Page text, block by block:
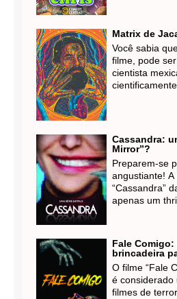
desta vez, o
azar é o
A série
Ainda Odeia o
Hates Chris)
Matrix de
Você sabia
filme, pode
cientista
caminho
as fronteiras
Cassandra:
Mirror”?
Preparem-se
angustiante!
“Cassandra”
apenas um
questionar a
da
Fale
brincadeira
O filme “Fale
é considerado
filmes de